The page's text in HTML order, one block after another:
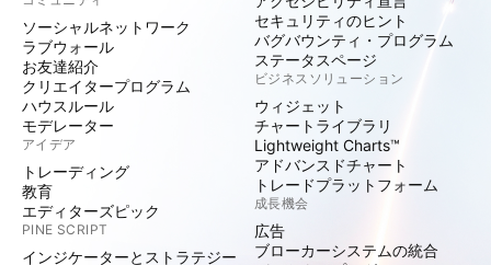
ソーシャルネットワーク
ラブウォール
お友達紹介
クリエイタープログラム
ハウスルール
モデレーター
アイデア
トレーディング
教育
エディターズピック
PINE SCRIPT
インジケーターとストラテジー
セキュリティのヒント
バグバウンティ・プログラム
ステータスページ
ビジネスソリューション
ウィジェット
チャートライブラリ
Lightweight Charts™
アドバンスドチャート
トレードプラットフォーム
成長機会
広告
ブローカーシステムの統合